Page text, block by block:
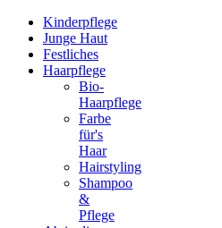
Kinderpflege
Junge Haut
Festliches
Haarpflege
Bio-
Haarpflege
Farbe
für's
Haar
Hairstyling
Shampoo
&
Pflege